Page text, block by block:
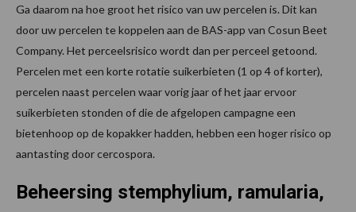
Ga daarom na hoe groot het risico van uw percelen is. Dit kan
door uw percelen te koppelen aan de BAS-app van Cosun Beet
Company. Het perceelsrisico wordt dan per perceel getoond.
Percelen met een korte rotatie suikerbieten (1 op 4 of korter),
percelen naast percelen waar vorig jaar of het jaar ervoor
suikerbieten stonden of die de afgelopen campagne een
bietenhoop op de kopakker hadden, hebben een hoger risico op
aantasting door cercospora.
Beheersing stemphylium, ramularia,